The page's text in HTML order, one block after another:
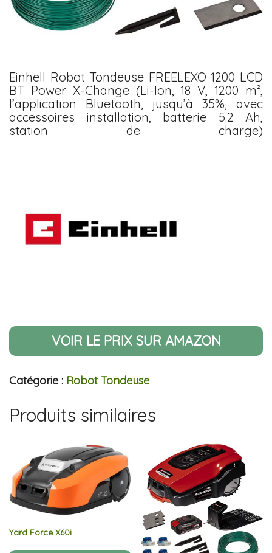
Einhell Robot Tondeuse FREELEXO 1200 LCD
BT Power X-Change (Li-Ion, 18 V, 1200 m²,
l’application Bluetooth, jusqu’à 35%, avec
accessoires installation, batterie 5.2 Ah,
station de charge)
VOIR LE PRIX SUR AMAZON
Catégorie : Robot Tondeuse
Produits similaires
Yard Force X60i